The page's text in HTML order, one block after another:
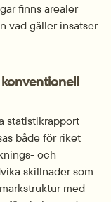
finns arealer
vad gäller insatser
statistikrapport
både för riket
och
skillnader som
med